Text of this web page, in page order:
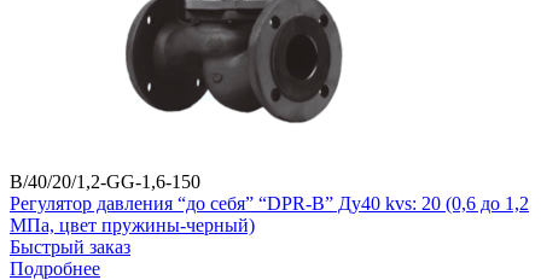
B/40/20/1,2-GG-1,6-150
Регулятор давления “до себя” “DPR-B” Ду40 kvs: 20 (0,6 до 1,2
МПа, цвет пружины-черный)
Быстрый заказ
Подробнее